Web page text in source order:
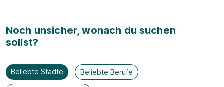
Noch unsicher, wonach du suchen
sollst?
Beliebte Städte Beliebte Berufe